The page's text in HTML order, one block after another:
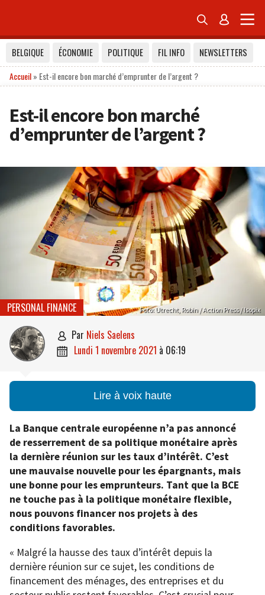
 
BELGIQUE ÉCONOMIE POLITIQUE FIL INFO
NEWSLETTERS
Accueil» Est-il encore bon marché d’emprunter de l’argent ?
Est-il encore bon marché
d’emprunter de l’argent ?
Foto: Utrecht, Robin / Action Press / Isopix
PERSONAL FINANCE
 par Niels Saelens
 lundi 1 novembre 2021 à 06:19
Lire à voix haute
La Banque centrale européenne n’a pas annoncé
de resserrement de sa politique monétaire après
la dernière réunion sur les taux d’intérêt. C’est
une mauvaise nouvelle pour les épargnants, mais
une bonne pour les emprunteurs. Tant que la BCE
ne touche pas à la politique monétaire flexible,
nous pouvons financer nos projets à des
conditions favorables.
« Malgré la hausse des taux d’intérêt depuis la
dernière réunion sur ce sujet, les conditions de
financement des ménages, des entreprises et du